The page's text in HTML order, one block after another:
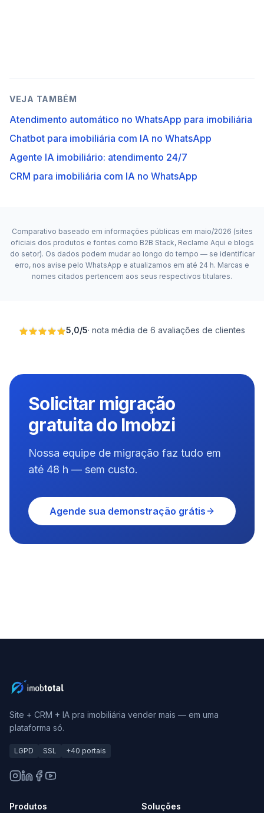
VEJA TAMBÉM
Atendimento automático no WhatsApp para imobiliária
Chatbot para imobiliária com IA no WhatsApp
Agente IA imobiliário: atendimento 24/7
CRM para imobiliária com IA no WhatsApp
Comparativo baseado em informações públicas em maio/2026 (sites
oficiais dos produtos e fontes como B2B Stack, Reclame Aqui e blogs
do setor). Os dados podem mudar ao longo do tempo — se identificar
erro, nos avise pelo WhatsApp e atualizamos em até 24 h. Marcas e
nomes citados pertencem aos seus respectivos titulares.
5,0/5· nota média de 6 avaliações de clientes
Solicitar migração
gratuita do Imobzi
Nossa equipe de migração faz tudo em
até 48 h — sem custo.
Agende sua demonstração grátis
Site + CRM + IA pra imobiliária vender mais — em uma
plataforma só.
LGPD SSL +40 portais
Produtos Soluções